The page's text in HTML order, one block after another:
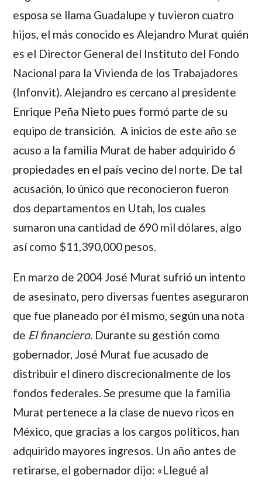
esposa se llama Guadalupe y tuvieron cuatro
hijos, el más conocido esAlejandro Murat quién
es el Director General del Instituto del Fondo
Nacional para la Vivienda de los Trabajadores
(Infonvit).Alejandro es cercano al presidente
Enrique Peña Nieto pues formó parte de su
equipo de transición. A inicios de este año se
acuso a la familia Murat de haber adquirido 6
propiedades en el país vecino del norte. De tal
acusación, lo único que reconocieron fueron
dos departamentos en Utah, los cuales
sumaron una cantidad de 690 mil dólares, algo
así como $11,390,000 pesos.
En marzo de 2004 José Murat sufrió un intento
de asesinato, pero diversas fuentes aseguraron
que fue planeado por él mismo, según una nota
de El financiero. Durante su gestión como
gobernador, José Murat fue acusado de
distribuir el dinero discrecionalmente de los
fondos federales. Se presume que la familia
Murat pertenece a la clase de nuevo ricos en
México, que gracias a los cargos políticos, han
adquirido mayores ingresos. Un año antes de
retirarse, el gobernador dijo: «Llegué al